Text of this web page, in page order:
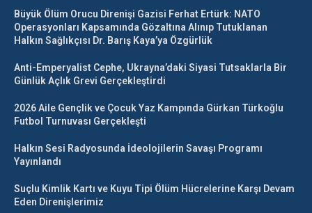
Büyük Ölüm Orucu Direnişi Gazisi Ferhat Ertürk: NATO
Operasyonları Kapsamında Gözaltına Alınıp Tutuklanan
Halkın Sağlıkçısı Dr. Barış Kaya’ya Özgürlük
Anti-Emperyalist Cephe, Ukrayna’daki Siyasi Tutsaklarla Bir
Günlük Açlık Grevi Gerçekleştirdi
2026 Aile Gençlik ve Çocuk Yaz Kampında Gürkan Türkoğlu
Futbol Turnuvası Gerçekleşti
Halkın Sesi Radyosunda İdeolojilerin Savaşı Programı
Yayınlandı
Suçlu Kimlik Kartı ve Kuyu Tipi Ölüm Hücrelerine Karşı Devam
Eden Direnişlerimiz